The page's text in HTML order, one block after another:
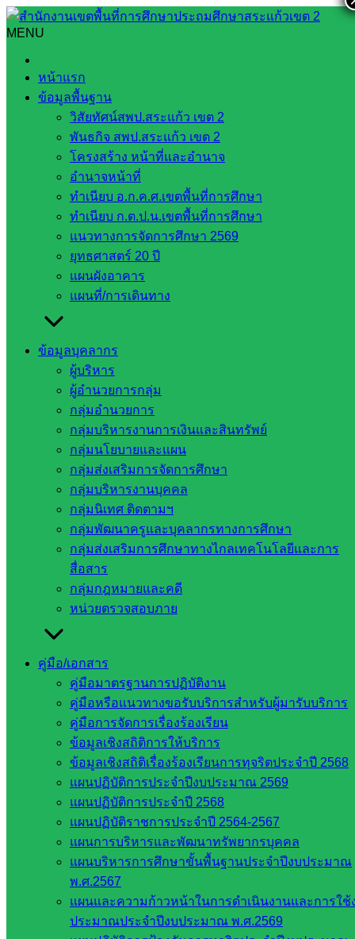
Skip
to
content
MENU
หน้าแรก
ข้อมูลพื้นฐาน
วิสัยทัศน์สพป.สระแก้ว เขต 2
พันธกิจ สพป.สระแก้ว เขต 2
โครงสร้าง หน้าที่และอำนาจ
อำนาจหน้าที่
ทำเนียบ อ.ก.ค.ศ.เขตพื้นที่การศึกษา
ทำเนียบ ก.ต.ป.น.เขตพื้นที่การศึกษา
แนวทางการจัดการศึกษา 2569
ยุทธศาสตร์ 20 ปี
แผนผังอาคาร
แผนที่/การเดินทาง
ข้อมูลบุคลากร
ผู้บริหาร
ผู้อำนวยการกลุ่ม
กลุ่มอำนวยการ
กลุ่มบริหารงานการเงินและสินทรัพย์
กลุ่มนโยบายและแผน
กลุ่มส่งเสริมการจัดการศึกษา
กลุ่มบริหารงานบุคคล
กลุ่มนิเทศ ติดตามฯ
กลุ่มพัฒนาครูและบุคลากรทางการศึกษา
กลุ่มส่งเสริมการศึกษาทางไกลเทคโนโลยีและการ
สื่อสาร
กลุ่มกฎหมายและคดี
หน่วยตรวจสอบภาย
คู่มือ/เอกสาร
คู่มือมาตรฐานการปฏิบัติงาน
คู่มือหรือแนวทางขอรับบริการสำหรับผู้มารับบริการ
คู่มือการจัดการเรื่องร้องเรียน
ข้อมูลเชิงสถิติการให้บริการ
ข้อมูลเชิงสถิติเรื่องร้องเรียนการทุจริตประจำปี 2568
แผนปฏิบัติการประจำปีงบประมาณ 2569
แผนปฏิบัติการประจำปี 2568
แผนปฏิบัติราชการประจำปี 2564-2567
แผนการบริหารและพัฒนาทรัพยากรบุคคล
แผนบริหารการศึกษาขั้นพื้นฐานประจำปีงบประมาณ
พ.ศ.2567
แผนและความก้าวหน้าในการดำเนินงานและการใช้
ประมาณประจำปีงบประมาณ พ.ศ.2569
Search
การติดตาม ตรวจสอบ ประเมินผลและนิเทศการศึกษา โดย
ก.ต.ป.น. ครั้งที่ 2 สพป.สระแก้ว เขต 2
การติดตาม ตรวจสอบ ประเมินผลและ
นิเทศการศึกษา โดย ก.ต.ป.น. ครั้งที่ 2
สพป.สระแก้ว เขต 2
กรกฎาคม 8, 2026กรกฎาคม 8, 2026
ประชาสัมพันธ์ สพป.สก.2
สพป.สระแก้ว เขต 2 กำหนดกิจกรรมการติดตาม ตรวจสอบ
ปีงบประมาณ 2569 ระหว่างวันที่ 8-9 กรกฎาคม 2569 โรงเรียน
ในสังกัดกลุ่มเป้าหมาย 20 โรงเรียน ครอบคลุมพื้นที่ 4 อำเภอ
ของจังหวัดสระแก้ว
วันพุธที่ 8 กรกฎาคม 2569 กลุ่มนิเทศ ติดตามและประเมินผลการ
จัดการศึกษา สพป.สระแก้ว เขต 2 นำคณะกรรมการ ก.ต.ป.น.
และคณะอนุกรรมการ ก.ต.ป.น. ลงพื้นที่โรงเรียนในสังกัด 20
แห่ง เป็นครั้งที่ 2 ของปีงบประมาณ 2569 เพื่อดำเนินการติดตาม
ตรวจสอบ ประเมินผลและนิเทศการศึกษาโรงเรียน โดยจัดคณะ
กรรมการจำนวน 5 ชุด ลงพื้นที่ยังโรงเรียนที่ตั้งของ 4 อำเภอ คือ
อำเภอตาพระยา อำเภอโคกสูง อำเภอวัฒนานคร และอำเภอ
อรัญประเทศ ร่วมใช้ระยะเวลาทั้งสิ้น 2 วันระหว่างวันที่ 8-9
กรกฎาคม 2569 นี้
นายสมคิด แตงพรม ผู้อำนวยการสำนักงานเขตพื้นที่การศึกษา
ประถมศึกษาสระแก้ว เขต 2 ในฐานะประธานกรรมการดำเนิน
การติดตาม ตรวจสอบประเมินผลและนิเทศการศึกษาเขตพื้นที่
การศึกษา นำคณะกรรมการและคณะอนุกรรมการฯ ลงพื้นที่ใน
แต่ละอำเภอพร้อมกันตั้งแต่เวลา 08.30 – 16.30 น. เพื่อปฏิบัติ
ภารกิจที่มีเป้าหมายคือการพัฒนาคุณภาพผู้เรียนเป็นสำคัญ ยึด
หลักการดำเนินงานแบบองค์รวมและหลักการมีส่วนร่วม เพื่อมุ่ง
หวังให้ สพป.สระแก้ว เขต 2 เป็นองค์กรที่มีประสิทธิภาพ-
ประสิทธิผลในการบริหารและดำเนินการพัฒนาคุณภาพตาม
มาตรฐานการศึกษาอย่างยั่งยืน
โรงเรียนกลุ่มเป้าหมาย 10 โรงเรียน (วันแรกของการติตาม
ตรวจสอบฯ)
อำเภอวัฒนานคร จำนวน 6 โรงเรียน
– โรงเรียนบ้านห้วยชัน
– โรงเรียนบ้านเขาพรมสุวรรณ
– โรงเรียนบ้านโนนผาสุก
– โรงเรียนวัดพุทธิสาร